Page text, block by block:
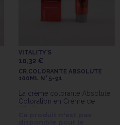
VITALITY'S
10,32 €
CR.COLORANTE ABSOLUTE
100ML N° 5-91
La crème colorante Absolute
Coloration en Crème de
Vitality's 5-91 est une crème